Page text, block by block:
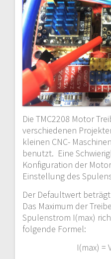
Die TMC2208 Motor
verschiedenen
kleinen CNC-
benutzt. Eine
Konfiguration der
Einstellung des
Der Defaultwert
Das Maximum der
Spulenstrom I(max)
folgende Formel:
I(max) =